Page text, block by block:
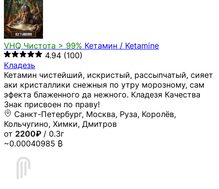
VHQ Чистота > 99% Кетамин / Ketamine
4.94 (100)
Кладезь
Кетамин чистейший, искристый, рассыпчатый, сияет
аки кристаллики снежныя по утру морозному, сам
эфекта блаженного да нежного. Кладезя Качества
Знак присвоен по праву!
Санкт-Петербург, Москва, Руза, Королёв,
Кольчугино, Химки, Дмитров
от 2200₽ / 0.3г
~0.00040985 ₿